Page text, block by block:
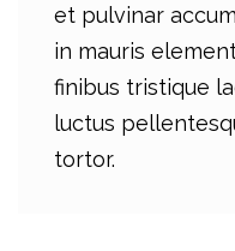
et pulvinar
in mauris
finibus tristique
luctus
tortor.